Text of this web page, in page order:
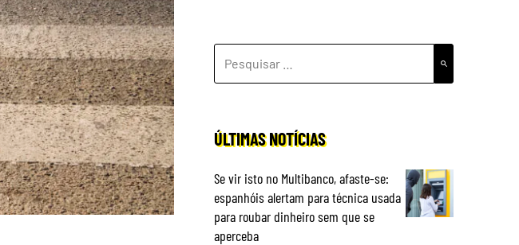
POR:
ÚLTIMAS NOTÍCIAS
Se vir isto no Multibanco, afaste-se:
espanhóis alertam para técnica usada
para roubar dinheiro sem que se
aperceba